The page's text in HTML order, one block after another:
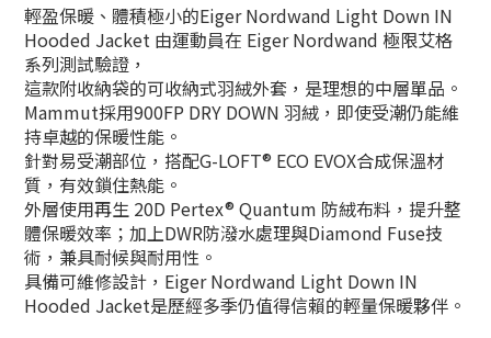
輕盈保暖、體積極小的Eiger Nordwand Light Down IN
Hooded Jacket 由運動員在 Eiger Nordwand 極限艾格
系列測試驗證，
這款附收納袋的可收納式羽絨外套，是理想的中層單品。
Mammut採用900FP DRY DOWN 羽絨，即使受潮仍能維
持卓越的保暖性能。
針對易受潮部位，搭配G-LOFT® ECO EVOX合成保溫材
質，有效鎖住熱能。
外層使用再生 20D Pertex® Quantum 防絨布料，提升整
體保暖效率；加上DWR防潑水處理與Diamond Fuse技
術，兼具耐候與耐用性。
具備可維修設計，Eiger Nordwand Light Down IN
Hooded Jacket是歷經多季仍值得信賴的輕量保暖夥伴。